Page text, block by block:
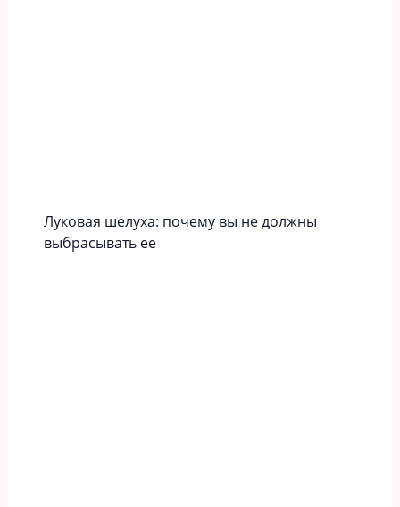
Луковая шелуха: почему вы не должны
выбрасывать ее